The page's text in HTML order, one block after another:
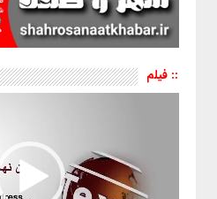
:: فیلم
نمایشگر